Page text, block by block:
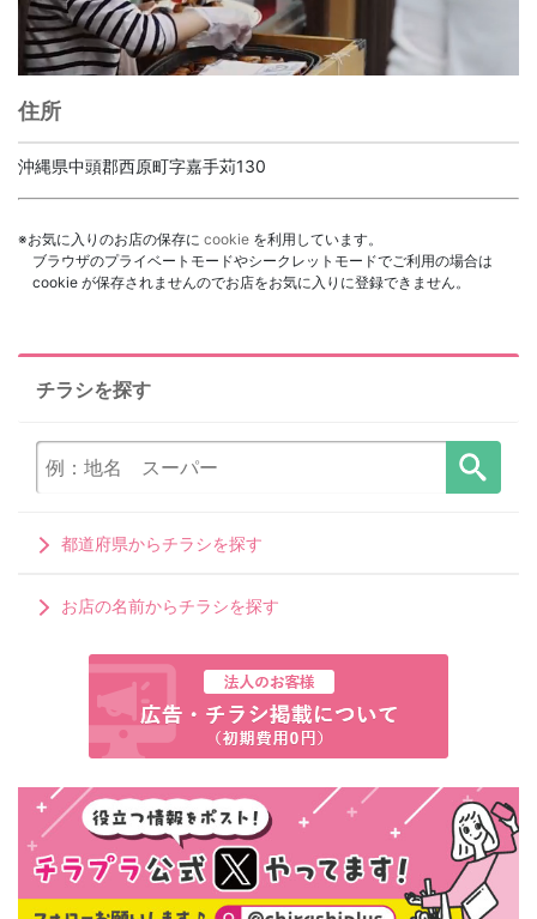
住所
沖縄県中頭郡西原町字嘉手苅130
※お気に入りのお店の保存に cookie を利用しています。
ブラウザのプライベートモードやシークレットモードでご利用の場合は
cookie が保存されませんのでお店をお気に入りに登録できません。
チラシを探す
都道府県からチラシを探す
お店の名前からチラシを探す